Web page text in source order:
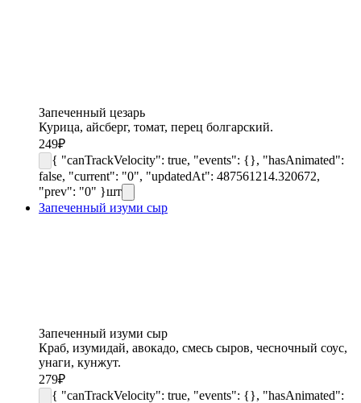
Запеченный цезарь
Курица, айсберг, томат, перец болгарский.
249₽
{ "canTrackVelocity": true, "events": {}, "hasAnimated":
false, "current": "0", "updatedAt": 487561214.320672,
"prev": "0" }шт
Запеченный изуми сыр
Запеченный изуми сыр
Краб, изумидай, авокадо, смесь сыров, чесночный соус,
унаги, кунжут.
279₽
{ "canTrackVelocity": true, "events": {}, "hasAnimated":